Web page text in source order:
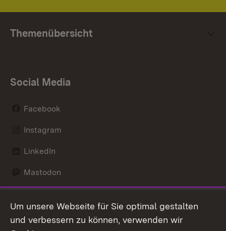
Themenübersicht
Social Media
Facebook
Instagram
LinkedIn
Mastodon
X / Twitter
Um unsere Webseite für Sie optimal gestalten
und verbessern zu können, verwenden wir